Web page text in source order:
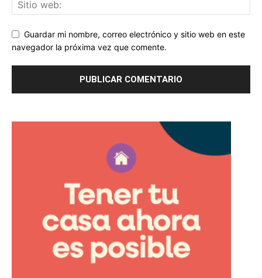
Guardar mi nombre, correo electrónico y sitio web en este
navegador la próxima vez que comente.